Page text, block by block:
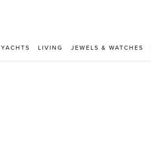
LIVING JEWELS & WATCHES